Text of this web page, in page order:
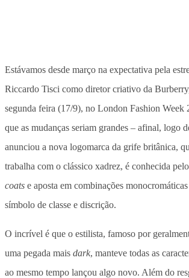
Estávamos desde março na expectativa pela
Riccardo Tisci como diretor criativo da
segunda feira (17/9), no London Fashion Week
que as mudanças seriam grandes – afinal, logo
anunciou a nova logomarca da grife britânica,
trabalha com o clássico xadrez, é conhecida
coats e aposta em combinações
símbolo de classe e discrição.
O incrível é que o estilista, famoso por
uma pegada mais dark, manteve todas as
ao mesmo tempo lançou algo novo. Além do